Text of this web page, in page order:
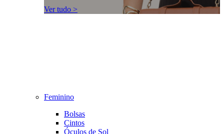
Ver tudo >
Feminino
Bolsas
Cintos
Óculos de Sol